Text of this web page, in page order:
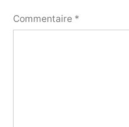
Commentaire *